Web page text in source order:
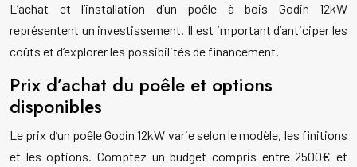
L’achat et l’installation d’un poêle à bois Godin 12kW
représentent un investissement. Il est important d’anticiper les
coûts et d’explorer les possibilités de financement.
Prix d’achat du poêle et options
disponibles
Le prix d’un poêle Godin 12kW varie selon le modèle, les finitions
et les options. Comptez un budget compris entre 2500€ et